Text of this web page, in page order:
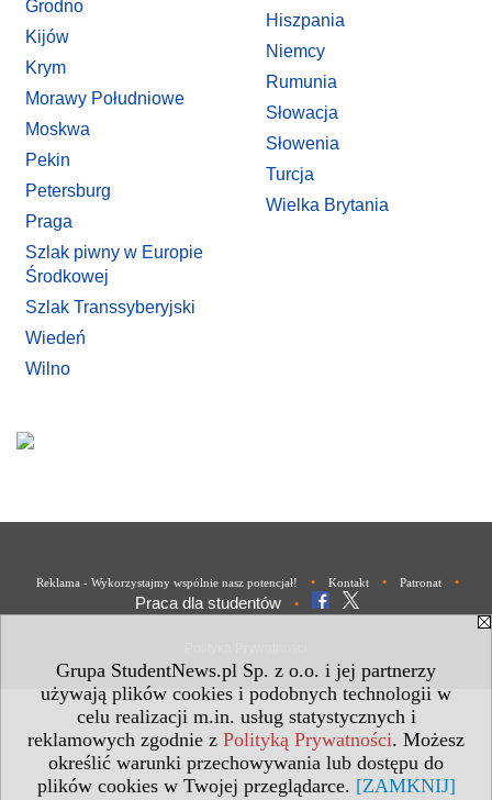
Grupa StudentNews.pl Sp. z o.o. i jej partnerzy
używają plików cookies i podobnych technologii w
celu realizacji m.in. usług statystycznych i
reklamowych zgodnie z Polityką Prywatności. Możesz
określić warunki przechowywania lub dostępu do
plików cookies w Twojej przeglądarce. [ZAMKNIJ]
Grodno
Kijów
Krym
Morawy Południowe
Moskwa
Pekin
Petersburg
Praga
Szlak piwny w Europie
Środkowej
Szlak Transsyberyjski
Wiedeń
Wilno
Hiszpania
Niemcy
Rumunia
Słowacja
Słowenia
Turcja
Wielka Brytania
Reklama - Wykorzystajmy wspólnie nasz potencjał! • Kontakt • Patronat •
Praca dla studentów •